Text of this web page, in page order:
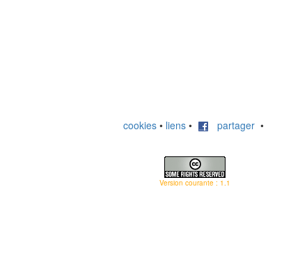
cookies • liens • partager •
Version courante : 1.1